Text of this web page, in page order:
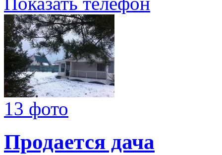
13 фото
Продается дача